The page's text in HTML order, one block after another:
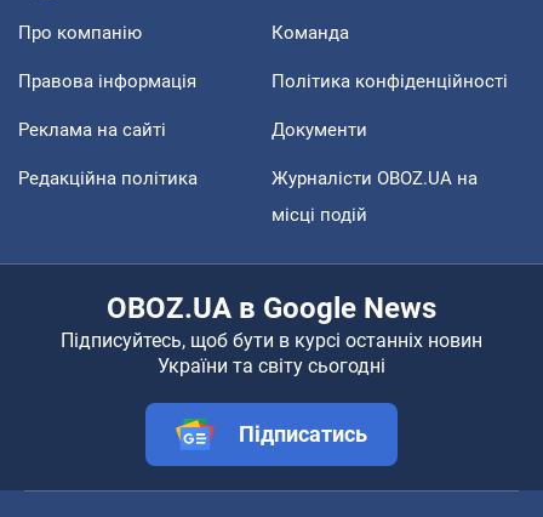
Про компанію Команда
Правова інформація Політика конфіденційності
Реклама на сайті Документи
Редакційна політика
Журналісти OBOZ.UA на
місці подій
OBOZ.UA в Google News
Підписуйтесь, щоб бути в курсі останніх новин
України та світу сьогодні
Підписатись